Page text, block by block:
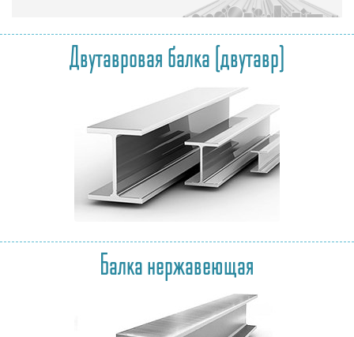
Двутавровая балка (двутавр)
Балка нержавеющая